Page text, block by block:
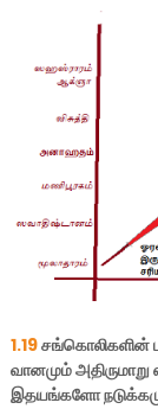
1.19சங்கொலிகளின்
வானமும்
இதயங்களோ